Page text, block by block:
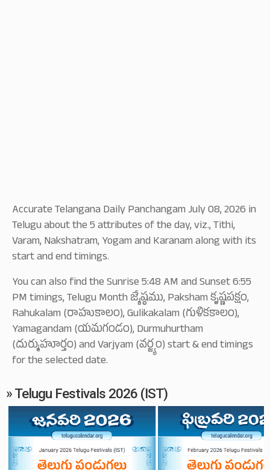
Accurate Telangana Daily Panchangam July 08, 2026 in
Telugu about the 5 attributes of the day, viz., Tithi,
Varam, Nakshatram, Yogam and Karanam along with its
start and end timings.
You can also find the Sunrise 5:48 AM and Sunset 6:55
PM timings, Telugu Month జ్యేష్ఠము, Paksham కృష్ణపక్షం,
Rahukalam (రాహుకాలం), Gulikakalam (గుళికకాలం),
Yamagandam (యమగండం), Durmuhurtham
(దుర్ముహూర్తం) and Varjyam (వర్జ్యం) start & end timings
for the selected date.
» Telugu Festivals 2026 (IST)